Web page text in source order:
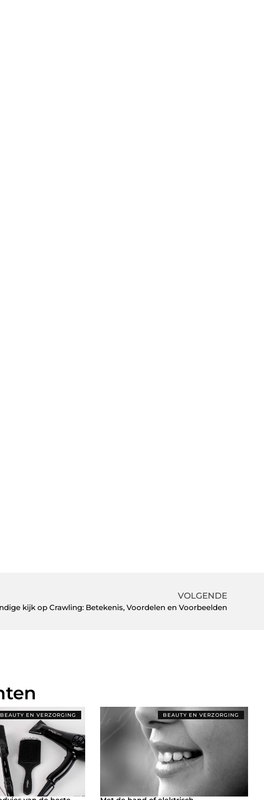
VOLGENDE
kijk op Crawling: Betekenis, Voordelen en Voorbeelden
BEAUTY EN VERZORGING BEAUTY EN VERZORGING